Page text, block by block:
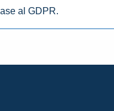
al GDPR.